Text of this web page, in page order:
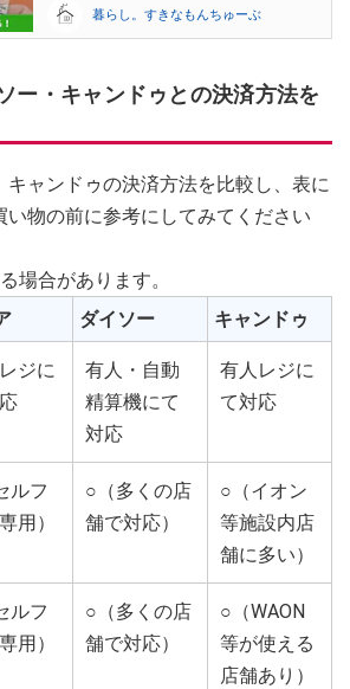
暮らし。すきなもんちゅーぶ
ー・キャンドゥとの決済方法を
キャンドゥの決済方法を比較し、表に
い物の前に参考にしてみてください
場合があります。
ダイソー キャンドゥ
ジに
有人・自動
精算機にて
対応
有人レジに
て対応
ルフ
用）
○（多くの店
舗で対応）
○（イオン
等施設内店
舗に多い）
ルフ
用）
○（多くの店
舗で対応）
○（WAON
等が使える
店舗あり）